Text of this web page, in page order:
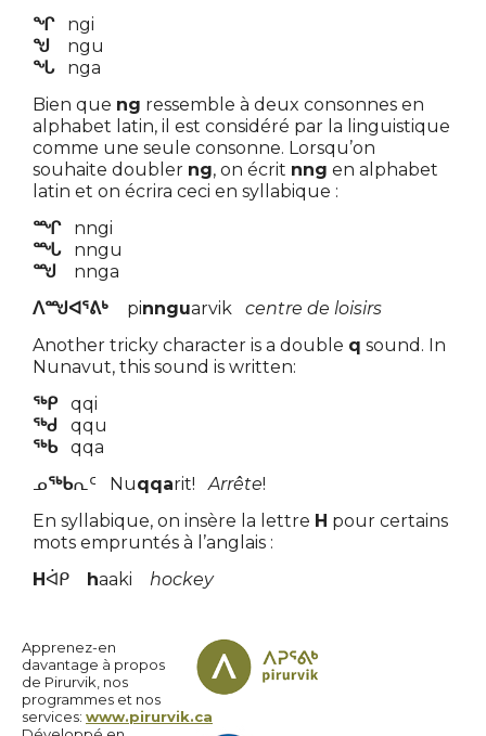
ᖏngi
ᖑ ngu
ᖓnga
Bien que ng ressemble à deux consonnes en
alphabet latin, il est considéré par la linguistique
comme une seule consonne. Lorsqu’on
souhaite doubler ng, on écrit nng en alphabet
latin et on écrira ceci en syllabique :
ᙱnngi
ᙵnngu
ᙳ nnga
ᐱᙳᐊᕐᕕᒃ
pinnguarvik centre de loisirs
Another tricky character is a double q sound. In
Nunavut, this sound is written:
ᖅᑭqqi
ᖅᑯ qqu
ᖅᑲqqa
ᓄᖅᑲᕆᑦ Nuqqarit!Arrête!
En syllabique, on insère la lettre H pour certains
mots empruntés à l’anglais :
H ᐋᑭ haaki hockey
Apprenez-en
davantage à propos
de Pirurvik, nos
programmes et nos
services: www.pirurvik.ca